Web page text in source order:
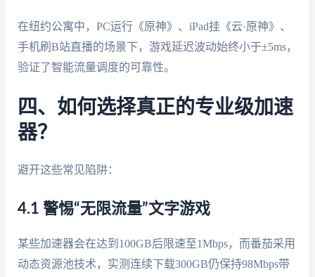
在纽约公寓中，PC运行《原神》、iPad挂《云·原神》、
手机刷B站直播的场景下，游戏延迟波动始终小于±5ms，
验证了智能流量调度的可靠性。
四、如何选择真正的专业级加速
器？
避开这些常见陷阱：
4.1 警惕“无限流量”文字游戏
某些加速器会在达到100GB后限速至1Mbps，而番茄采用
动态资源池技术，实测连续下载300GB仍保持98Mbps带